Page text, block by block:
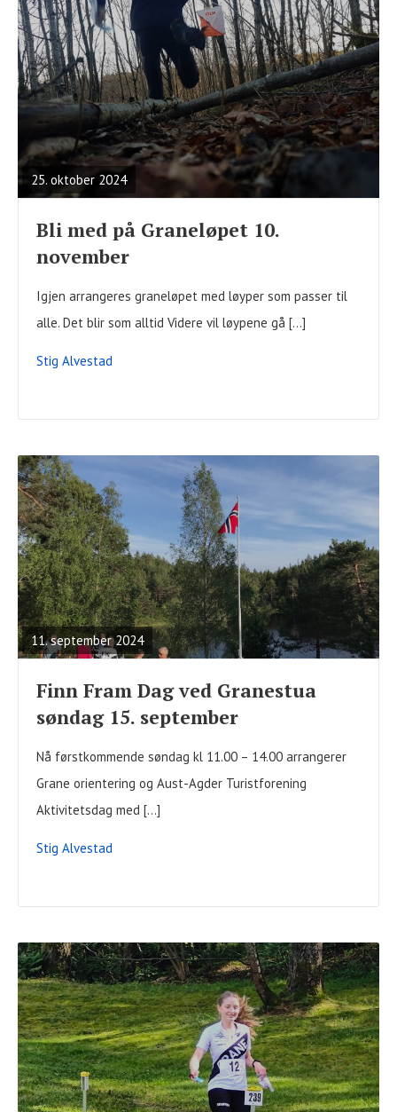
25. oktober 2024
READ
FULL
POST
Bli med på Graneløpet 10.
november
Igjen arrangeres graneløpet med løyper som passer til
alle. Det blir som alltid Videre vil løypene gå […]
Stig Alvestad
11. september 2024
READ
FULL
POST
Finn Fram Dag ved Granestua
søndag 15. september
Nå førstkommende søndag kl 11.00 – 14.00 arrangerer
Grane orientering og Aust-Agder Turistforening
Aktivitetsdag med […]
Stig Alvestad
READ
FULL